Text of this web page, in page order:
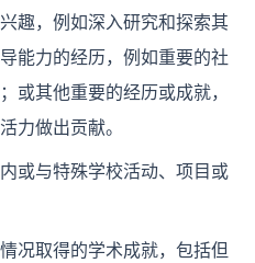
趣，例如深入研究和探索其
能力的经历，例如重要的社
或其他重要的经历或成就，
力做出贡献。
或与特殊学校活动、项目或
况取得的学术成就，包括但